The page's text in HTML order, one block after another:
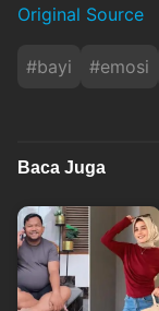
Original Source
#bayi #emosi
Baca Juga